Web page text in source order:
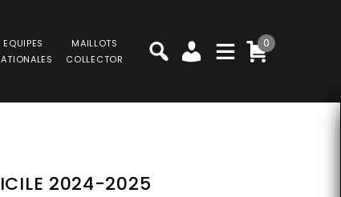
EQUIPES
MAILLOTS
COLLECTOR
0
2024-2025